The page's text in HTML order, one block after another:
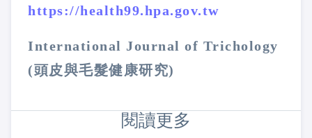
https://health99.hpa.gov.tw
International Journal of Trichology
(頭皮與毛髮健康研究)
閱讀更多